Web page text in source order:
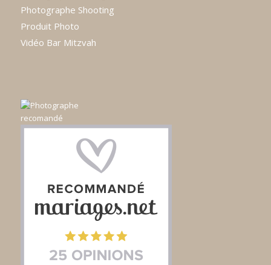
Photographe Shooting
Produit Photo
Vidéo Bar Mitzvah